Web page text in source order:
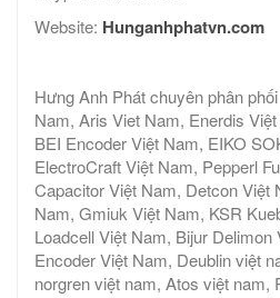
Website: Hunganhphatvn.com
Hưng Anh Phát chuyên phân
Nam, Aris Viet Nam, Enerdis
BEI Encoder Việt Nam, EIKO
ElectroCraft Việt Nam, Pepperl
Capacitor Việt Nam, Detcon Việt
Nam, Gmiuk Việt Nam, KSR
Loadcell Việt Nam, Bijur
Encoder Việt Nam, Deublin việt
norgren việt nam, Atos việt nam,